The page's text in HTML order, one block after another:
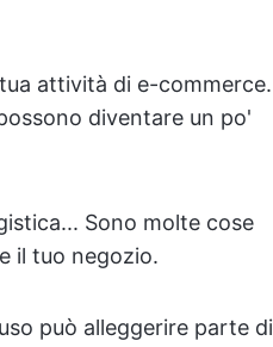
attività di e-commerce.
diventare un po'
Sono molte cose
il tuo negozio.
può alleggerire parte di